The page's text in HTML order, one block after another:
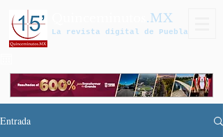
.MX
La revista digital de Puebla
Entrada